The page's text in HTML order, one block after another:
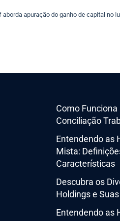
aborda apuração do ganho de capital no
Como
Conciliação
Entendendo as
Mista:
Características
Descubra os
Holdings e
Entendendo as